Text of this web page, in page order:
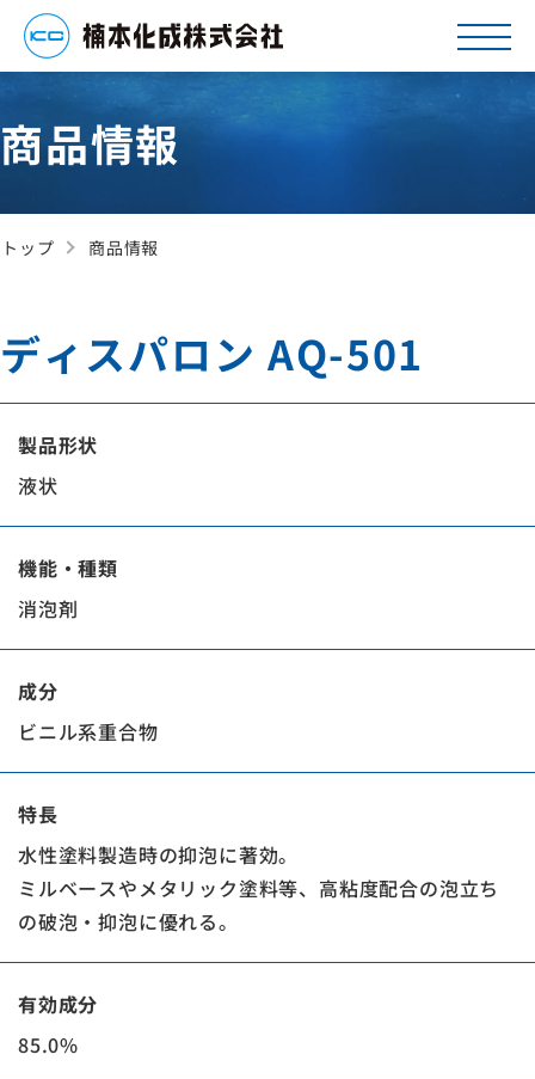
商品情報
トップ 商品情報
ディスパロン AQ-501
製品形状
液状
機能・種類
消泡剤
成分
ビニル系重合物
特長
水性塗料製造時の抑泡に著効。
ミルベースやメタリック塗料等、高粘度配合の泡立ち
の破泡・抑泡に優れる。
有効成分
85.0%